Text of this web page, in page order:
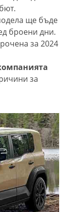
ще бъде
броени дни.
за 2024
за